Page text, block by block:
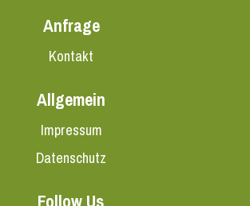
Anfrage
Kontakt
Allgemein
Impressum
Datenschutz
Follow Us